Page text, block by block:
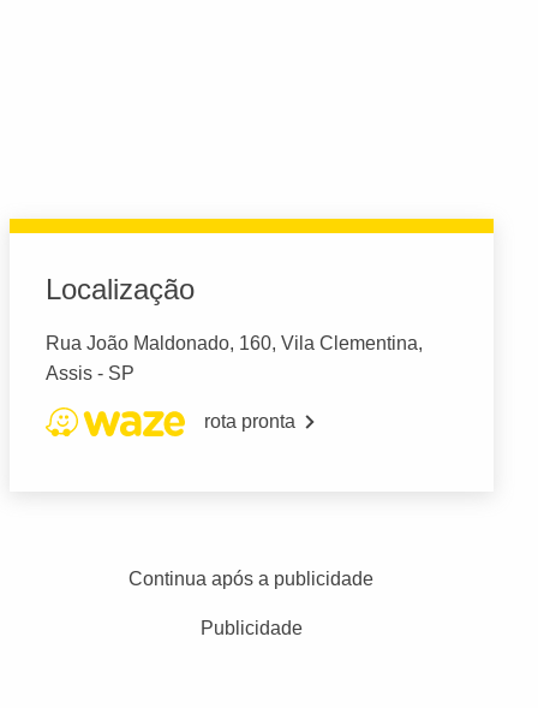
Localização
Rua João Maldonado, 160, Vila Clementina,
Assis - SP
rota pronta
Continua após a publicidade
Publicidade